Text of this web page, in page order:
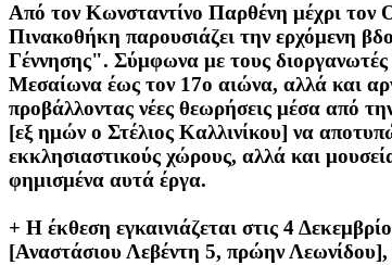
Από τον Κωνσταντίνο Παρθένη μέχρι τον
Πινακοθήκη παρουσιάζει την ερχόμενη
Γέννησης". Σύμφωνα με τους διοργανωτές
Μεσαίωνα έως τον 17ο αιώνα, αλλά και
προβάλλοντας νέες θεωρήσεις μέσα από
[εξ ημών ο Στέλιος Καλλινίκου] να
εκκλησιαστικούς χώρους, αλλά και
φημισμένα αυτά έργα.
+ Η έκθεση εγκαινιάζεται στις 4
[Αναστάσιου Λεβέντη 5, πρώην